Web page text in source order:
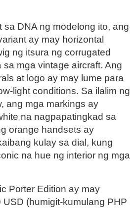
sa DNA ng modelong ito, ang
ay may horizontal
ng itsura ng corrugated
sa mga vintage aircraft. Ang
at logo ay may lume para
light conditions. Sa ilalim ng
ang mga markings ay
na nagpapatingkad sa
orange handsets ay
kulay sa dial, kung
na hue ng interior ng mga
Porter Edition ay may
(humigit-kumulang PHP